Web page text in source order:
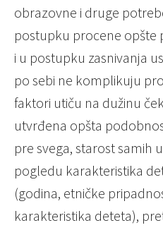
obrazovne i druge
postupku procene opšte
i u postupku zasnivanja
po sebi ne komplikuju
faktori utiču na dužinu
utvrđena opšta
pre svega, starost samih
pogledu karakteristika
(godina, etničke
karakteristika deteta),